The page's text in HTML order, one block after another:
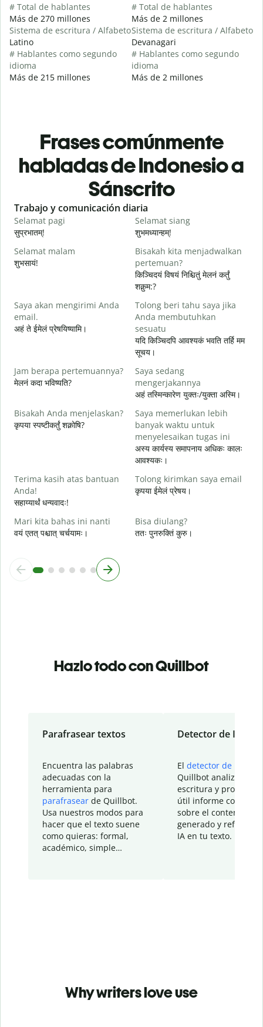
# Total de hablantes
Más de 270 millones
Sistema de escritura / Alfabeto
Latino
# Hablantes como segundo
idioma
Más de 215 millones
# Total de hablantes
Más de 2 millones
Sistema de escritura / Alfabeto
Devanagari
# Hablantes como segundo
idioma
Más de 2 millones
Frases comúnmente
habladas de Indonesio a
Sánscrito
Slide 1 of 6
Trabajo y comunicación diaria
Selamat pagi
सुप्रभातम्!
Selamat siang
शुभमध्यान्हम्!
Selamat malam
शुभसायं!
Bisakah kita menjadwalkan
pertemuan?
किञ्चिदयं विषयं निश्चितुं मेलनं कर्तुं
शक्नुम:?
Saya akan mengirimi Anda
email.
अहं ते ईमेलं प्रेषयिष्यामि।
Tolong beri tahu saya jika
Anda membutuhkan
sesuatu
यदि किञ्चिदपि आवश्यकं भवति तर्हि मम
सूचय।
Jam berapa pertemuannya?
मेलनं कदा भविष्यति?
Saya sedang
mengerjakannya
अहं तस्मिन्कारेण युक्तः/युक्ता अस्मि।
Bisakah Anda menjelaskan?
कृपया स्पष्टीकर्तुं शक्नोषि?
Saya memerlukan lebih
banyak waktu untuk
menyelesaikan tugas ini
अस्य कार्यस्य समापनाय अधिकः कालः
आवश्यकः।
Terima kasih atas bantuan
Anda!
सहाय्यार्थं धन्यवादः!
Tolong kirimkan saya email
कृपया ईमेलं प्रेषय।
Mari kita bahas ini nanti
वयं एतत् पश्चात् चर्चयामः।
Bisa diulang?
ततः पुनरुक्तिं कुरु।
Hazlo todo con Quillbot
Parafrasear textos
Encuentra las palabras
adecuadas con la
herramienta para
parafrasear de Quillbot.
Usa nuestros modos para
hacer que el texto suene
como quieras: formal,
académico, simple…
Detector de IA
El detector de IA
Quillbot analiza tu
escritura y
útil informe con
sobre el contenido
generado y refinado
IA en tu texto.
Why writers love use